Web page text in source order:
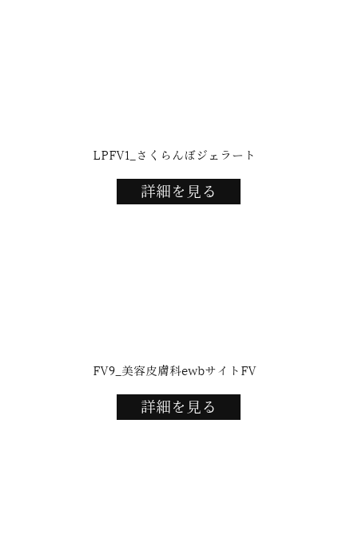
LPFV1_さくらんぼジェラート
詳細を見る
FV9_美容皮膚科ewbサイトFV
詳細を見る